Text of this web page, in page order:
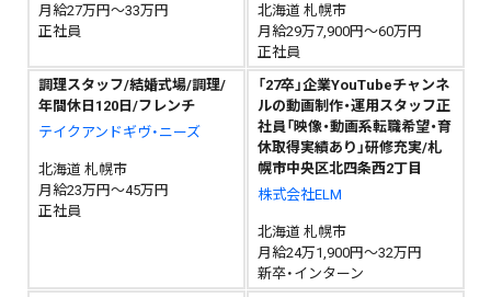
月給27万円～33万円
正社員
北海道 札幌市
月給29万7,900円～60万円
正社員
調理スタッフ/結婚式場/調理/
年間休日120日/フレンチ
テイクアンドギヴ・ニーズ
北海道 札幌市
月給23万円～45万円
正社員
「27卒」企業YouTubeチャンネ
ルの動画制作・運用スタッフ正
社員「映像・動画系転職希望・育
休取得実績あり」研修充実/札
幌市中央区北四条西2丁目
株式会社ELM
北海道 札幌市
月給24万1,900円～32万円
新卒・インターン